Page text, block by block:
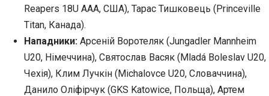
Reapers 18U AAA, США), Тарас Тишковець (Princeville
Titan, Канада).
Нападники: Арсеній Воротеляк (Jungadler Mannheim
U20, Німеччина), Святослав Васяк (Mladá Boleslav U20,
Чехія), Клим Лучкін (Michalovce U20, Словаччина),
Данило Оліфірчук (GKS Katowice, Польща), Артем